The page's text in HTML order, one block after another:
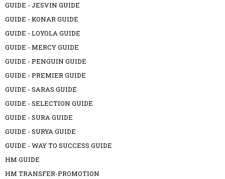
GUIDE - JESVIN GUIDE
GUIDE - KONAR GUIDE
GUIDE - LOYOLA GUIDE
GUIDE - MERCY GUIDE
GUIDE - PENGUIN GUIDE
GUIDE - PREMIER GUIDE
GUIDE - SARAS GUIDE
GUIDE - SELECTION GUIDE
GUIDE - SURA GUIDE
GUIDE - SURYA GUIDE
GUIDE - WAY TO SUCCESS GUIDE
HM GUIDE
HM TRANSFER-PROMOTION